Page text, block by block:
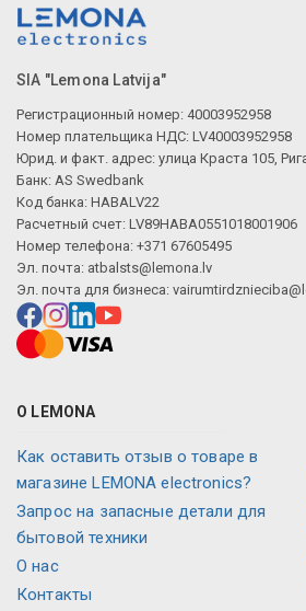
SIA "Lemona Latvija"
Регистрационный номер: 40003952958
Номер плательщика НДС: LV40003952958
Юрид. и факт. адрес: улица Краста 105,
Банк: AS Swedbank
Код банка: HABALV22
Расчетный счет: LV89HABA0551018001906
Номер телефона: +371 67605495
Эл. почта: atbalsts@lemona.lv
Эл. почта для бизнеса:
О LEMONA
Как оставить отзыв о товаре в
магазине LEMONA electronics?
Запрос на запасные детали для
бытовой техники
О нас
Контакты